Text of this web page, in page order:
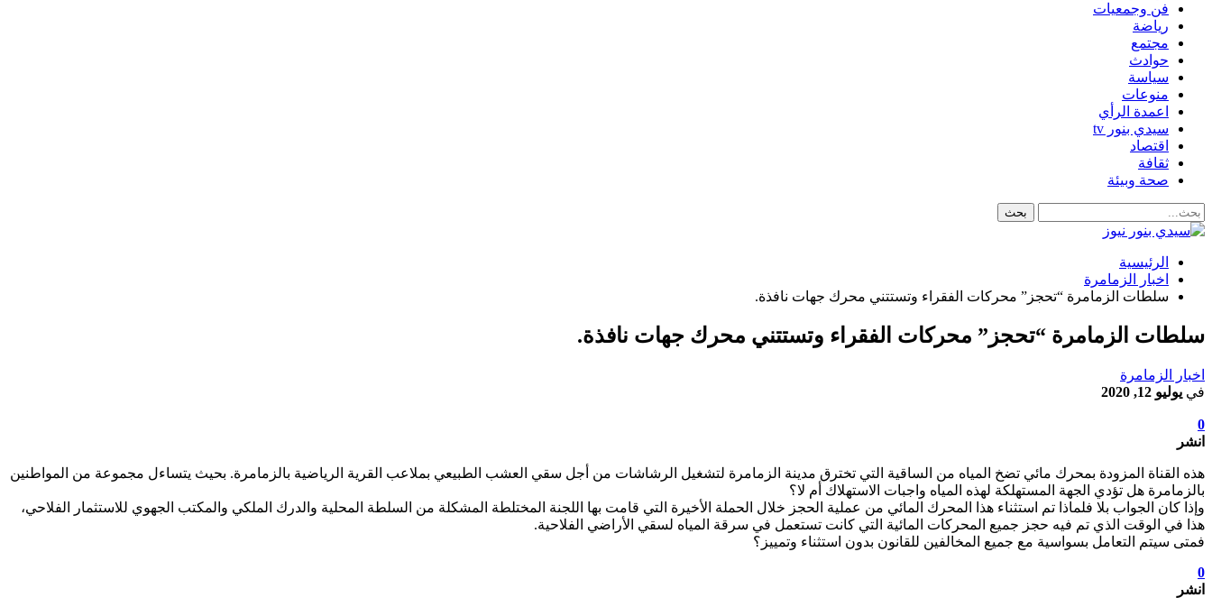
فن وجمعيات
رياضة
مجتمع
حوادث
سياسة
منوعات
اعمدة الرأي
سيدي بنور tv
اقتصاد
ثقافة
صحة وبيئة
الرئيسية
اخبار الزمامرة
سلطات الزمامرة “تحجز” محركات الفقراء وتستتني محرك جهات نافذة.
سلطات الزمامرة “تحجز” محركات الفقراء وتستتني محرك جهات نافذة.
اخبار الزمامرة
في يوليو 12, 2020
0
انشر
هذه القناة المزودة بمحرك مائي تضخ المياه من الساقية التي تخترق مدينة الزمامرة لتشغيل الرشاشات من أجل سقي العشب الطبيعي بملاعب القرية الرياضية بالزمامرة. بحيث يتساءل مجموعة من المواطنين
بالزمامرة هل تؤدي الجهة المستهلكة لهذه المياه واجبات الاستهلاك أم لا؟
وإذا كان الجواب بلا فلماذا تم استثناء هذا المحرك المائي من عملية الحجز خلال الحملة الأخيرة التي قامت بها اللجنة المختلطة المشكلة من السلطة المحلية والدرك الملكي والمكتب الجهوي للاستثمار الفلاحي،
هذا في الوقت الذي تم فيه حجز جميع المحركات المائية التي كانت تستعمل في سرقة المياه لسقي الأراضي الفلاحية.
فمتى سيتم التعامل بسواسية مع جميع المخالفين للقانون بدون استثناء وتمييز؟
0
انشر